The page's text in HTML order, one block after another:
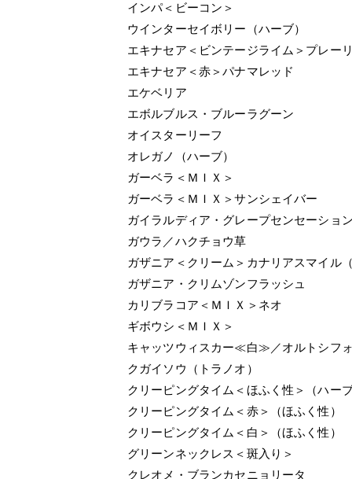
インパ＜ビーコン＞
ウインターセイボリー（ハーブ）
エキナセア＜ビンテージライム＞プレー
エキナセア＜赤＞パナマレッド
エケベリア
エボルブルス・ブルーラグーン
オイスターリーフ
オレガノ（ハーブ）
ガーベラ＜ＭＩＸ＞
ガーベラ＜ＭＩＸ＞サンシェイバー
ガイラルディア・グレープセンセーション
ガウラ／ハクチョウ草
ガザニア＜クリーム＞カナリアスマイル
ガザニア・クリムゾンフラッシュ
カリブラコア＜ＭＩＸ＞ネオ
ギボウシ＜ＭＩＸ＞
キャッツウィスカー≪白≫／オルトシフ
クガイソウ（トラノオ）
クリーピングタイム＜ほふく性＞（ハーブ
クリーピングタイム＜赤＞（ほふく性）
クリーピングタイム＜白＞（ほふく性）
グリーンネックレス＜斑入り＞
クレオメ・ブランカセニョリータ